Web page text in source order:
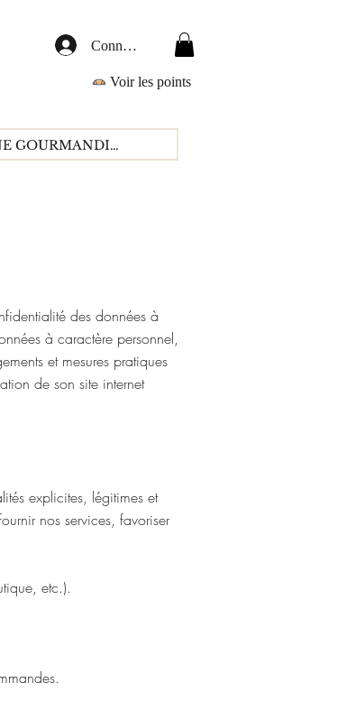
Connexion
Voir les points
des données à
à caractère personnel,
et mesures pratiques
de son site internet
explicites, légitimes et
nos services, favoriser
etc.).